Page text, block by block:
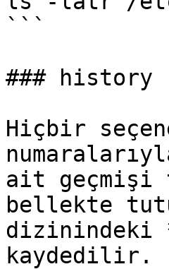
```
### history
Hiçbir
ait geçmişi
bellekte
dizinindeki
kaydedilir.